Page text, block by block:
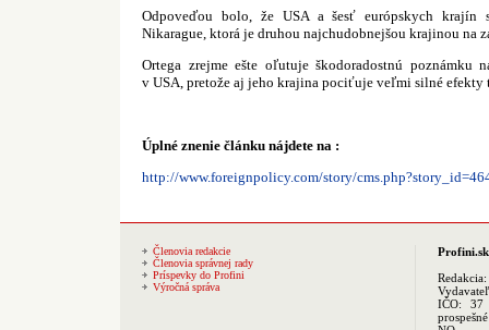
Odpoveďou bolo, že USA a šesť európskych krajín
Nikarague, ktorá je druhou najchudobnejšou krajinou na
Ortega zrejme ešte oľutuje škodoradostnú poznámku
v USA, pretože aj jeho krajina pociťuje veľmi silné efekty
Úplné znenie článku nájdete na :
http://www.foreignpolicy.com/story/
Členovia redakcie
Členovia správnej rady
Príspevky do Profini
Výročná správa
Profini.sk
Redakcia:
IČO: 37